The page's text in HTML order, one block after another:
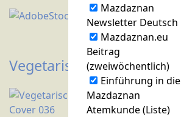
Mazdaznan
Newsletter Deutsch
Mazdaznan.eu
Beitrag
(zweiwöchentlich)
Einführung in die
Mazdaznan
Atemkunde (Liste)
Vegetarische Perlen